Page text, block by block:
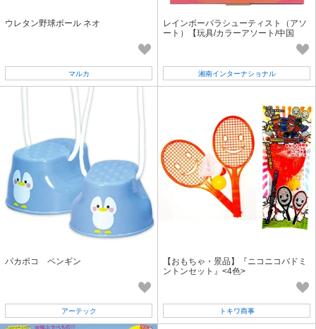
ウレタン野球ボール ネオ
マルカ
レインボーパラシューティスト（アソ
ート）【玩具/カラーアソート/中国
湘南インターナショナル
パカポコ ペンギン
アーテック
【おもちゃ・景品】『ニコニコバドミ
ントンセット』<4色>
トキワ商事